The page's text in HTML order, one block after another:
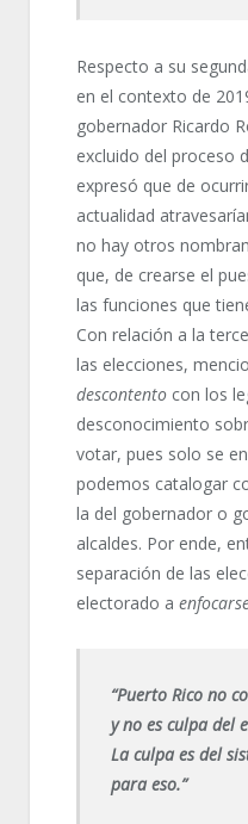
Respecto a su
en el contexto de
gobernador Ricardo
excluido del proceso
expresó que de
actualidad
no hay otros
que, de crearse el
las funciones que
Con relación a la
las elecciones,
descontentocon los
desconocimiento
votar, pues solo se
podemos catalogar
la del gobernador o
alcaldes. Por ende,
separación de las
electorado a
“Puerto Rico no
y no es culpa del
La culpa es del
para eso.”